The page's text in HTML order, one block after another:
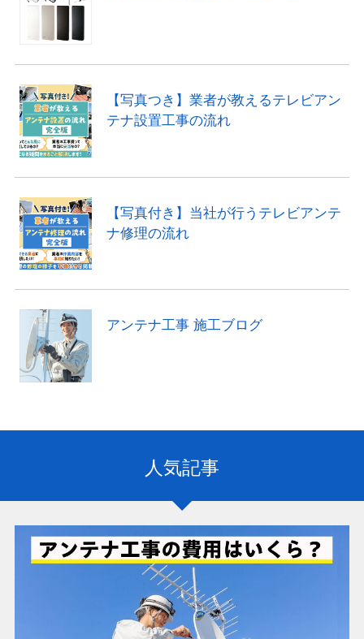
【写真つき】業者が教えるテレビアン
テナ設置工事の流れ
【写真付き】当社が行うテレビアンテ
ナ修理の流れ
アンテナ工事 施工ブログ
人気記事